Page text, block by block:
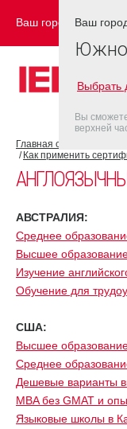
Ваш город: ЮЖНО-
Главная страница
Как применить
АВСТРАЛИЯ:
Среднее
Высшее
Изучение
Обучение для
США:
Высшее
Среднее
Дешевые варианты
MBA без GMAT и
Языковые школы в
Ваш
Выбрать
Вы
верхней